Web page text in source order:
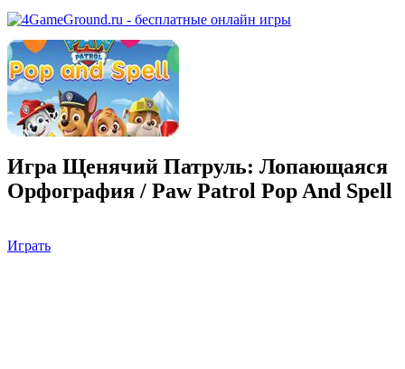
Игра Щенячий Патруль: Лопающаяся
Орфография / Paw Patrol Pop And Spell
Играть